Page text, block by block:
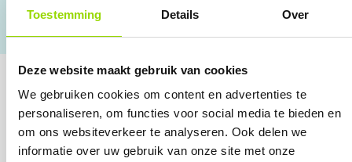
Toestemming Details Over
Deze website maakt gebruik van cookies
We gebruiken cookies om content en advertenties te
personaliseren, om functies voor social media te bieden en
om ons websiteverkeer te analyseren. Ook delen we
informatie over uw gebruik van onze site met onze
Persoonlijke aanpak
Management
training